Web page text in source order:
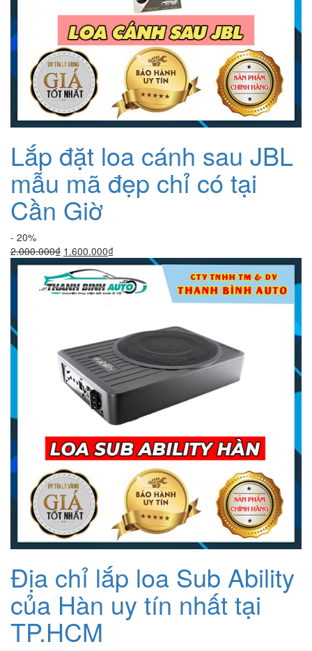
Lắp đặt loa cánh sau JBL
mẫu mã đẹp chỉ có tại
Cần Giờ
- 20%
2.000.000₫ Giá
gốc
là:
2.000.000₫.
1.600.000₫Giá
hiện
tại
là:
Địa chỉ lắp loa Sub Ability
của Hàn uy tín nhất tại
TP.HCM